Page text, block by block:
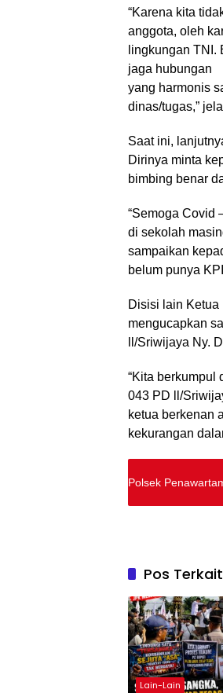
“Karena kita
anggota, oleh
lingkungan
jaga hubungan
yang harmonis
dinas/tugas,”
Saat ini,
Dirinya minta
bimbing benar
“Semoga Covid
di sekolah
sampaikan
belum punya
Disisi lain Ketua
mengucapkan
ll/Sriwijaya Ny.
“Kita berkumpul
043 PD ll/
ketua berkenan
kekurangan
Polsek
Pos Terkait
Lain-Lain